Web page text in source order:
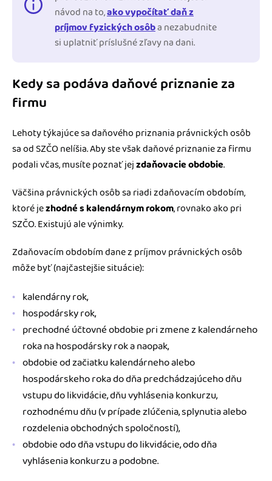
návod na to,ako vypočítať daň z
príjmov fyzických osôba nezabudnite
si uplatniť príslušné zľavy na dani.
Kedy sa podáva daňové priznanie za
firmu
Lehoty týkajúce sa daňového priznania právnických osôb
sa od SZČO nelíšia. Aby ste však daňové priznanie za firmu
podali včas, musíte poznať jejzdaňovacie obdobie.
Väčšina právnických osôb sa riadi zdaňovacím obdobím,
ktoré jezhodné s kalendárnym rokom, rovnako ako pri
SZČO. Existujú ale výnimky.
Zdaňovacím obdobím dane z príjmov právnických osôb
môže byť (najčastejšie situácie):
kalendárny rok,
hospodársky rok,
prechodné účtovné obdobie pri zmene z kalendárneho
roka na hospodársky rok a naopak,
obdobie od začiatku kalendárneho alebo
hospodárskeho roka do dňa predchádzajúceho dňu
vstupu do likvidácie, dňu vyhlásenia konkurzu,
rozhodnému dňu (v prípade zlúčenia, splynutia alebo
rozdelenia obchodných spoločností),
obdobie odo dňa vstupu do likvidácie, odo dňa
vyhlásenia konkurzu a podobne.